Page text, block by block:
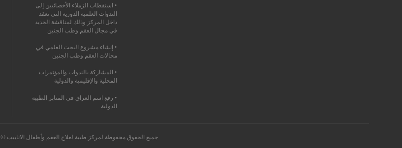
• استقطاب الزملاء الأخصائيين إلى
الندوات العلمية الدورية التي تعقد
داخل المركز وذلك لمناقشة الجديد
في مجال العقم وطب الجنين
• إنشاء مشروع البحث العلمي في
مجالات العقم وطب الجنين
• المشاركة بالندوات والمؤتمرات
المحلية والإقليمية والدولية
• رفع اسم العراق في المنابر الطبية
الدولية
جميع الحقوق محفوظة لمركز طيبة لعلاج العقم وأطفال الانابيب © 2026